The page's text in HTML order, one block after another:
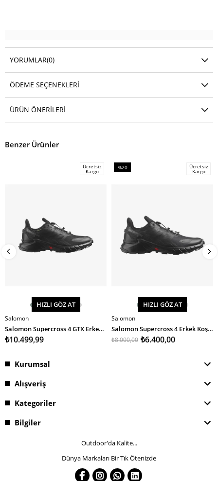
YORUMLAR(0)
ÖDEME SEÇENEKLERI
ÜRÜN ÖNERILERI
Benzer Ürünler
SEPETE EKLE
Ücretsiz
Kargo
HIZLI GÖZ AT
Salomon
Salomon Supercross 4 GTX Erkek Koşu Ayakkabısı
₺10.499,99
SEPETE EKLE
%20
Ücretsiz
Kargo
HIZLI GÖZ AT
Salomon
Salomon Supercross 4 Erkek Koşu Ayakkabısı
₺6.400,00
₺8.000,00
Kurumsal
Alışveriş
Kategoriler
Bilgiler
Outdoor'da Kalite...
Dünya Markaları Bir Tık Ötenizde